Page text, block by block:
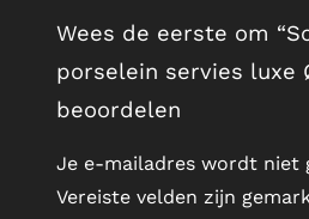
Wees de eerste om
porselein servies luxe
beoordelen
Je e-mailadres wordt niet
Vereiste velden zijn